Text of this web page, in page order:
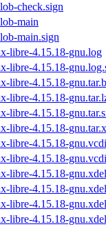
check.sign
main
main.sign
libre-4.15.18-gnu.log
libre-4.15.18-
libre-4.15.18-
libre-4.15.18-
libre-4.15.18-
libre-4.15.18-
libre-4.15.18-
libre-4.15.18-
libre-4.15.18-
libre-4.15.18-
libre-4.15.18-
libre-4.15.18-